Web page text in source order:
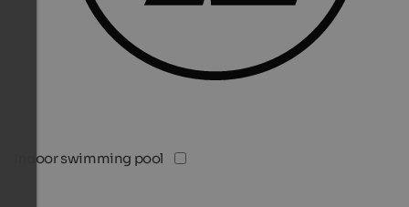
Indoor swimming pool